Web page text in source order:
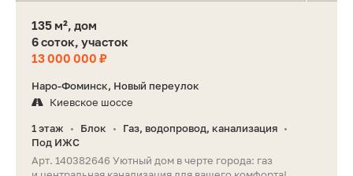
135 м², дом
6 соток, участок
13 000 000 ₽
Наро-Фоминск, Новый переулок
Киевское шоссе
1 этаж • Блок • Газ, водопровод, канализация •
Под ИЖС
Арт. 140382646 Уютный дом в черте города: газ